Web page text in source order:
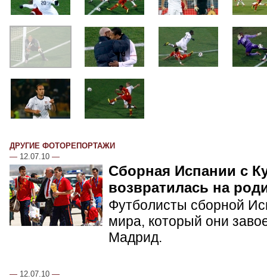
ДРУГИЕ ФОТОРЕПОРТАЖИ
— 12.07.10 —
Сборная Испании с
возвратилась на
Футболисты сборной
мира, который они
Мадрид.
— 12.07.10 —